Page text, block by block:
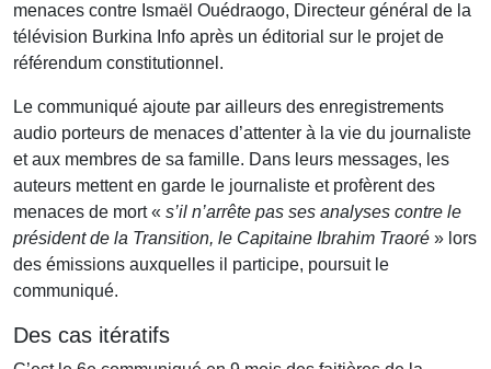
menaces contre Ismaël Ouédraogo, Directeur général de la
télévision Burkina Info après un éditorial sur le projet de
référendum constitutionnel.
Le communiqué ajoute par ailleurs des enregistrements
audio porteurs de menaces d’attenter à la vie du journaliste
et aux membres de sa famille. Dans leurs messages, les
auteurs mettent en garde le journaliste et profèrent des
menaces de mort « s’il n’arrête pas ses analyses contre le
président de la Transition, le Capitaine Ibrahim Traoré » lors
des émissions auxquelles il participe, poursuit le
communiqué.
Des cas itératifs